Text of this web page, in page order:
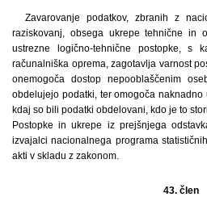
Zavarovanje podatkov, zbranih z
raziskovanj, obsega ukrepe tehnične in
ustrezne logično-tehnične postopke, s
računalniška oprema, zagotavlja varnost
onemogoča dostop nepooblaščenim
obdelujejo podatki, ter omogoča
kdaj so bili podatki obdelovani, kdo je to
Postopke in ukrepe iz prejšnjega
izvajalci nacionalnega programa
akti v skladu z zakonom.
43. člen